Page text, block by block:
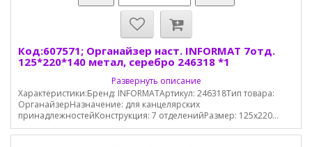
Код:607571; Органайзер наст. INFORMAT 7отд.
125*220*140 метал, серебро 246318 *1
Развернуть описание
Характеристики:Бренд: INFORMATАртикул: 246318Тип товара:
ОрганайзерНазначение: для канцелярских
принадлежностейКонструкция: 7 отделенийРазмер: 125х220...